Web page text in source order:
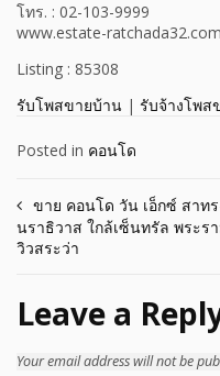
โทร. : 02-103-9999
www.estate-ratchada32.com
Listing : 85308
รับโพสขายบ้าน | รับจ้างโพส
Posted in คอนโด
Post
navigation
ขาย คอนโด วัน เอ็กซ์ สาท
นราธิวาส ใกล้เซ็นทรัล พระร
วิวสระว่า
Leave a
Your email address will not be